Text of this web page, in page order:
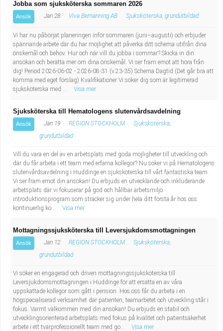
Jobba som sjuksköterska sommaren 2026
Ansök Jan 28 Viva Bemanning AB Sjuksköterska, grundutbildad
Vi har nu påbörjat planeringen inför sommaren (juni–augusti) och erbjuder
spännande arbete där du har möjlighet att påverka ditt schema utifrån dina
önskemål och behov. Hur och när vill du jobba i sommar? Skicka in din
ansökan och berätta mer om dina önskemål. Vi ser fram emot att höra från
dig! Period 2026-06-02 - 2026-08-31 (v.23-35) Schema Dagtid (Det går bra att
komma med eget förslag) Kvalifikationer Vi söker dig som är legitimerad
sjuksköterska med ...
Visa mer
Sjuksköterska till Hematologens slutenvårdsavdelning
Ansök Jan 19 REGION STOCKHOLM
Sjuksköterska,
grundutbildad
Vill du vara en del av en arbetsplats med goda möjligheter till utveckling och
där du får arbeta i ett team med erfarna kollegor? Nu söker vi på Hematologens
slutenvårdsavdelning i Huddinge en sjuksköterska till vårt fantastiska team.
Vi ser fram emot din ansökan! Du erbjuds en utvecklande och inkluderande
arbetsplats där vi fokuserar på god och hållbar arbetsmiljö
introduktionsprogram som sträcker sig under hela ditt första år hos oss
kontinuerlig ko...
Visa mer
Mottagningssjuksköterska till Leversjukdomsmottagningen
Ansök Jan 12 REGION STOCKHOLM
Sjuksköterska,
grundutbildad
Vi söker en engagerad och driven mottagningssjuksköterska till
Leversjukdomsmottagningen i Huddinge för att ersätta en av våra
uppskattade kollegor som gått i pension. Hos oss får du arbeta i en
högspecialiserad verksamhet där patienten, teamarbetet och utveckling står i
fokus. Varmt välkommen med din ansökan! Du erbjuds en stabil och
utvecklingsorienterad arbetsplats med fokus på kvalitet och patientsäkerhet
arbete i ett tvärprofessionellt team med go...
Visa mer